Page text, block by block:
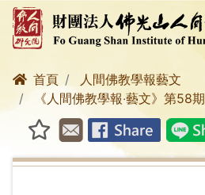
首頁
人間佛教學報藝文
《人間佛教學報‧藝文》第58期